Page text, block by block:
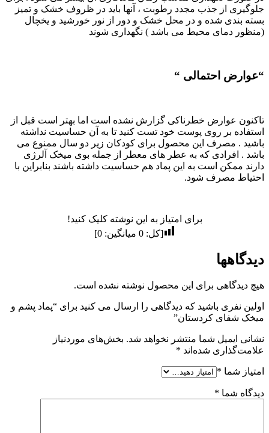
جلوگیری از جذب مجدد رطوبت ، آنها باید در ظروف خشک و تمیز
بسته بندی شده و در محل خشک و دور از نور خورشید و یخچال
(منظور دمای محیط می باشد ) نگهداری شوند
“عوارض احتمالی “
تاکنون عوارض خطرناکی گزارش نشده است اما بهتر است قبل از
استفاده بر روی پوست خود تست کنید تا به آن حساسیت نداشته
باشید . مصرف این محصول برای کودکان زیر دو سال ممنوع می
باشد . افرادی که به عطر های معطر از جمله بوی میخک آلرژی
دارند ممکن است به این پماد هم حساسیت داشته باشند بنابراین با
احتیاط مصرف شود.
برای امتیاز به این نوشته کلیک کنید!
[کل:0 میانگین:0
]
دیدگاهها
هیچ دیدگاهی برای این محصول نوشته نشده است.
اولین نفری باشید که دیدگاهی را ارسال می کنید برای “پماد پشم و
میخک شفای کردستان”
نشانی ایمیل شما منتشر نخواهد شد. بخش‌های موردنیاز
علامت‌گذاری شده‌اند *
امتیاز شما *
دیدگاه شما *